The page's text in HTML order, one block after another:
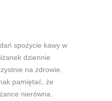
spożycie kawy w
dziennie
na zdrowie.
pamiętać, że
nierówna.